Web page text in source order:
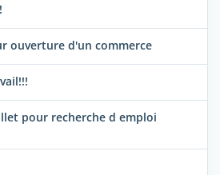
ouverture d'un commerce
pour recherche d emploi